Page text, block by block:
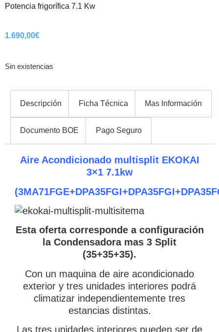
Potencia frigorífica 7.1 Kw
1.690,00€
Sin existencias
Descripción Ficha Técnica Mas Información
Documento BOE Pago Seguro
Aire Acondicionado multisplit EKOKAI
3×1 7.1kw
Esta oferta corresponde a configuración
la Condensadora mas 3 Split
(35+35+35).
Con un maquina de aire acondicionado
exterior y tres unidades interiores podrá
climatizar independientemente tres
estancias distintas.
Las tres unidades interiores pueden ser de